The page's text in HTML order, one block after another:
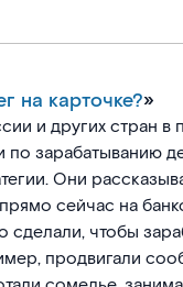
на карточке?»
и других стран
по зарабатыванию
Они
сейчас на
сделали, чтобы
продвигали